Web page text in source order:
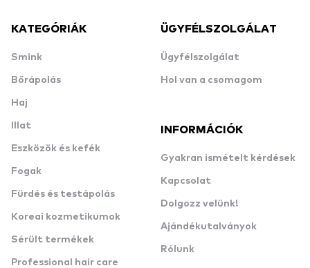
KATEGÓRIÁK
Smink
Bőrápolás
Haj
Illat
Eszközök és kefék
Fogak
Fürdés és testápolás
Koreai kozmetikumok
Sérült termékek
Professional hair care
ÜGYFÉLSZOLGÁLAT
Ügyfélszolgálat
Hol van a csomagom
INFORMÁCIÓK
Gyakran ismételt kérdések
Kapcsolat
Dolgozz velünk!
Ajándékutalványok
Rólunk